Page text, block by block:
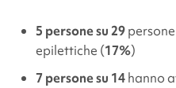
5 persone su 29
epilettiche (17%)
7 persone su 14hanno